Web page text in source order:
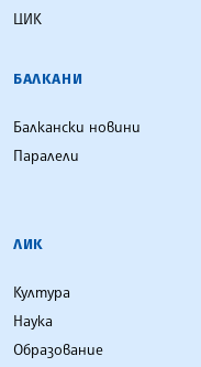
ЦИК
БАЛКАНИ
Балкански новини
Паралели
ЛИК
Култура
Наука
Образование